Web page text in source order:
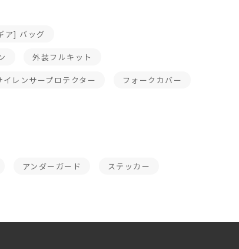
ア] バッグ
外装フルキット
イレンサープロテクター フォークカバー
アンダーガード ステッカー